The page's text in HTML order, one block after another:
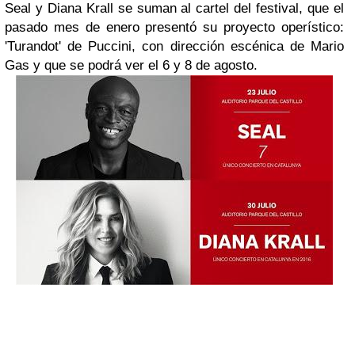
Seal y Diana Krall se suman al cartel del festival, que el
pasado mes de enero presentó su proyecto operístico:
'Turandot' de Puccini, con dirección escénica de Mario
Gas y que se podrá ver el 6 y 8 de agosto.